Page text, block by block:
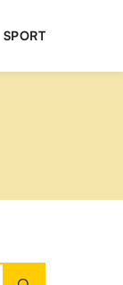
SPORT